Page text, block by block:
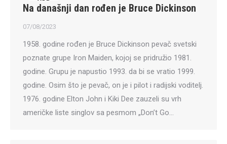
7
Na današnji dan rođen je Bruce Dickinson
07/08/2023
1958. godine rođen je Bruce Dickinson pevač svetski
poznate grupe Iron Maiden, kojoj se pridružio 1981.
godine. Grupu je napustio 1993. da bi se vratio 1999.
godine. Osim što je pevač, on je i pilot i radijski voditelj.
1976. godine Elton John i Kiki Dee zauzeli su vrh
američke liste singlov sa pesmom „Don’t Go…